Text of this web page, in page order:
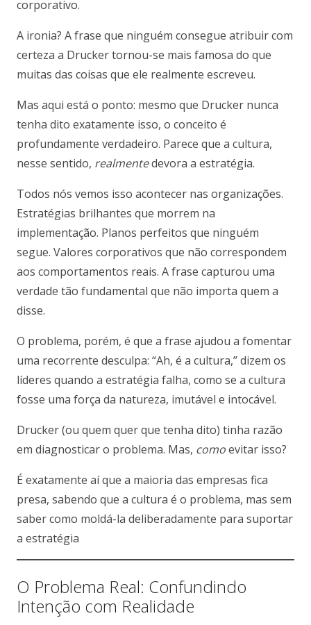
corporativo.
A ironia? A frase que ninguém consegue atribuir com
certeza a Drucker tornou-se mais famosa do que
muitas das coisas que ele realmente escreveu.
Mas aqui está o ponto: mesmo que Drucker nunca
tenha dito exatamente isso, o conceito é
profundamente verdadeiro. Parece que a cultura,
nesse sentido, realmentedevora a estratégia.
Todos nós vemos isso acontecer nas organizações.
Estratégias brilhantes que morrem na
implementação. Planos perfeitos que ninguém
segue. Valores corporativos que não correspondem
aos comportamentos reais. A frase capturou uma
verdade tão fundamental que não importa quem a
disse.
O problema, porém, é que a frase ajudou a fomentar
uma recorrente desculpa: “Ah, é a cultura,” dizem os
líderes quando a estratégia falha, como se a cultura
fosse uma força da natureza, imutável e intocável.
Drucker (ou quem quer que tenha dito) tinha razão
em diagnosticar o problema. Mas, comoevitar isso?
É exatamente aí que a maioria das empresas fica
presa, sabendo que a cultura é o problema, mas sem
saber como moldá-la deliberadamente para suportar
a estratégia
O Problema Real: Confundindo
Intenção com Realidade